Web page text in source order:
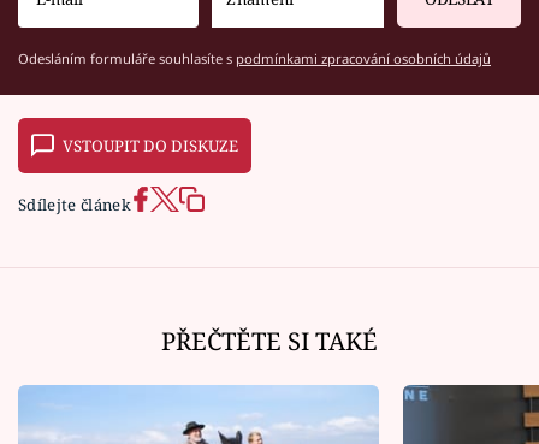
Odesláním formuláře souhlasíte s podmínkami zpracování osobních údajů
VSTOUPIT DO DISKUZE
Sdílejte článek
PŘEČTĚTE SI TAKÉ